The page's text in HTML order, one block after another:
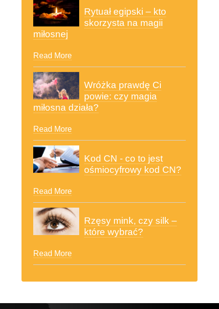
Rytuał egipski – kto
skorzysta na magii
miłosnej
Read More
Wróżka prawdę Ci
powie: czy magia
miłosna działa?
Read More
Kod CN - co to jest
ośmiocyfrowy kod CN?
Read More
Rzęsy mink, czy silk –
które wybrać?
Read More